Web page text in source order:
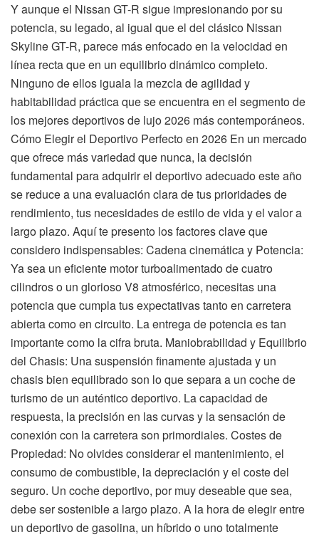
Y aunque el Nissan GT-R sigue impresionando por su
potencia, su legado, al igual que el del clásico Nissan
Skyline GT-R, parece más enfocado en la velocidad en
línea recta que en un equilibrio dinámico completo.
Ninguno de ellos iguala la mezcla de agilidad y
habitabilidad práctica que se encuentra en el segmento de
los mejores deportivos de lujo 2026 más contemporáneos.
Cómo Elegir el Deportivo Perfecto en 2026 En un mercado
que ofrece más variedad que nunca, la decisión
fundamental para adquirir el deportivo adecuado este año
se reduce a una evaluación clara de tus prioridades de
rendimiento, tus necesidades de estilo de vida y el valor a
largo plazo. Aquí te presento los factores clave que
considero indispensables: Cadena cinemática y Potencia:
Ya sea un eficiente motor turboalimentado de cuatro
cilindros o un glorioso V8 atmosférico, necesitas una
potencia que cumpla tus expectativas tanto en carretera
abierta como en circuito. La entrega de potencia es tan
importante como la cifra bruta. Maniobrabilidad y Equilibrio
del Chasis: Una suspensión finamente ajustada y un
chasis bien equilibrado son lo que separa a un coche de
turismo de un auténtico deportivo. La capacidad de
respuesta, la precisión en las curvas y la sensación de
conexión con la carretera son primordiales. Costes de
Propiedad: No olvides considerar el mantenimiento, el
consumo de combustible, la depreciación y el coste del
seguro. Un coche deportivo, por muy deseable que sea,
debe ser sostenible a largo plazo. A la hora de elegir entre
un deportivo de gasolina, un híbrido o uno totalmente